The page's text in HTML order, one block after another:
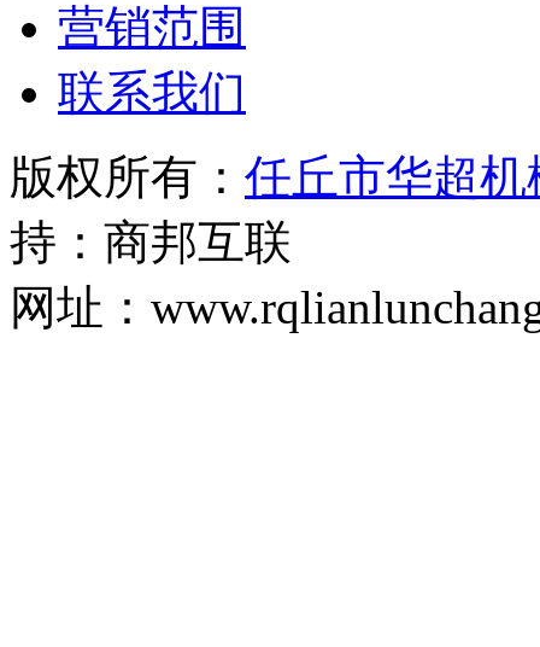
营销范围
联系我们
版权所有： 任丘市华超
持：商邦互联
网址：